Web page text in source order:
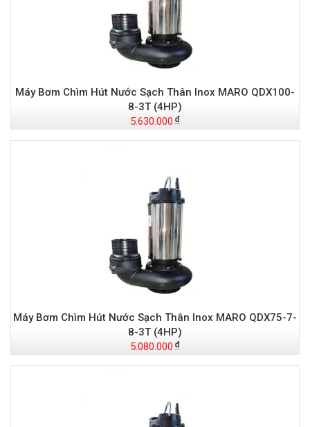
Máy Bơm Chìm Hút Nước Sạch Thân Inox MARO QDX100-
8-3T (4HP)
5.630.000
Máy Bơm Chìm Hút Nước Sạch Thân Inox MARO QDX75-7-
8-3T (4HP)
5.080.000